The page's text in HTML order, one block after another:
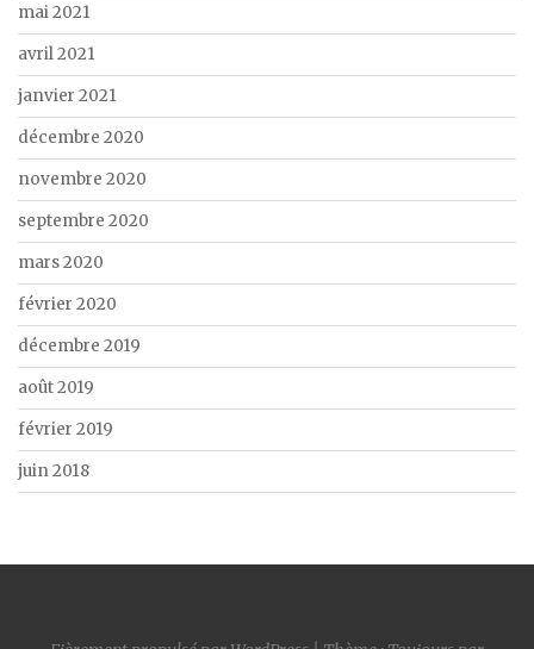
mai 2021
avril 2021
janvier 2021
décembre 2020
novembre 2020
septembre 2020
mars 2020
février 2020
décembre 2019
août 2019
février 2019
juin 2018